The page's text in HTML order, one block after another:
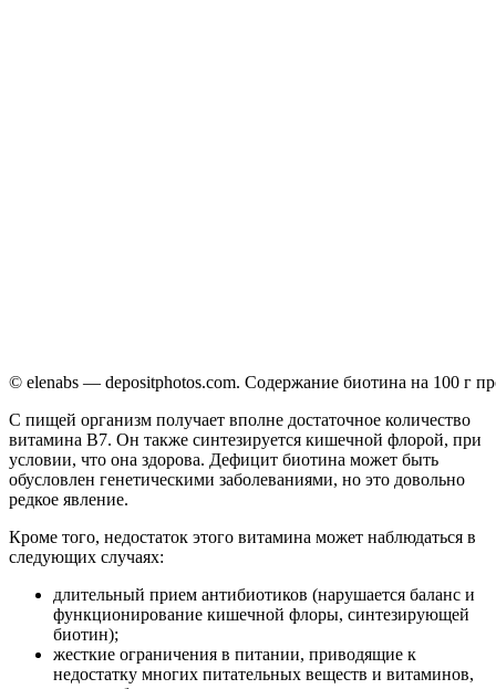
© elenabs — depositphotos.com. Содержание биотина на 100 г
С пищей организм получает вполне достаточное количество
витамина B7. Он также синтезируется кишечной флорой, при
условии, что она здорова. Дефицит биотина может быть
обусловлен генетическими заболеваниями, но это довольно
редкое явление.
Кроме того, недостаток этого витамина может наблюдаться в
следующих случаях:
длительный прием антибиотиков (нарушается баланс и
функционирование кишечной флоры, синтезирующей
биотин);
жесткие ограничения в питании, приводящие к
недостатку многих питательных веществ и витаминов,